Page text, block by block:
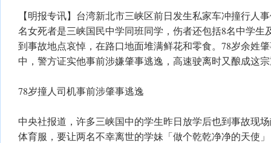
【明报专讯】台湾新北市三峡区前日发生私家车冲撞行人
名女死者是三峡国民中学同班同学，伤者还包括8名中学生
到事故地点哀悼，在路口地面堆满鲜花和零食。78岁余姓
中，警方证实他事前涉嫌肇事逃逸，高速驶离时又酿成这
78岁撞人司机事前涉肇事逃逸
中央社报道，许多三峡国中的学生昨日放学后也到事故现
体育服，要让两名不幸离世的学妹「做个乾乾净净的天使